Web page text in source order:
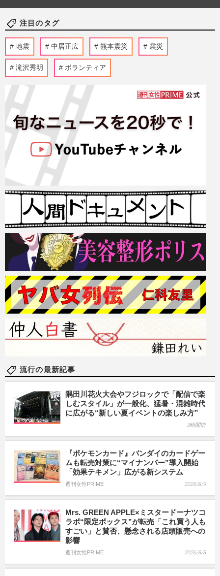
注目のタグ
地震 中居正広 熊本震災 震災
滝沢秀明 ボランティア
流行の最新記事
隅田川花火大会やフジロックで「配信で楽
しむスタイル」が一般化、猛暑・混雑時代
に広がる“新しい夏イベントの楽しみ方”
3時間前
『ポケモンカード』バンダイのカードゲー
ムも転売対策に“マイナンバー”導入開始
「効果テキメン」広がる新システム
週刊女性PRIME 2026/8/9
Mrs. GREEN APPLE×ミスタードーナツコ
ラボ“限定ボックス”が転売「これ買う人も
すごい」と賛否、懸念される店頭販売への
影響
週刊女性PRIME 2026/8/8